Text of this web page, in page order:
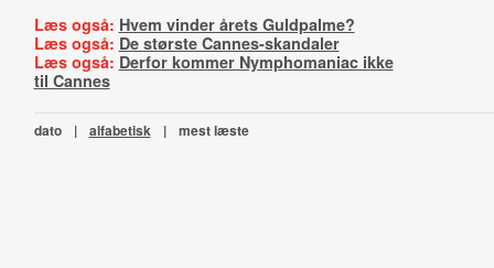
Læs også: Hvem vinder årets Guldpalme?
Læs også: De største Cannes-skandaler
Læs også: Derfor kommer Nymphomaniac ikke
til Cannes
dato | alfabetisk | mest læste